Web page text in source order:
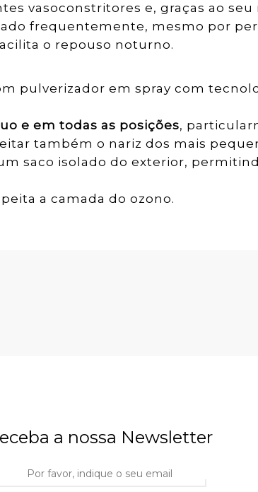
vasoconstritores e, graças ao
frequentemente, mesmo por
o repouso noturno.
pulverizador em spray com
e em todas as posições,
também o nariz dos mais
saco isolado do exterior,
a camada do ozono.
a nossa Newsletter